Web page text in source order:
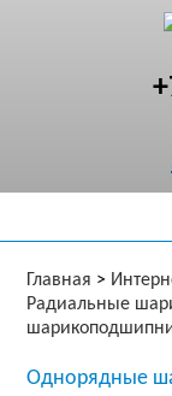
Главная >
Радиальные
Однорядные